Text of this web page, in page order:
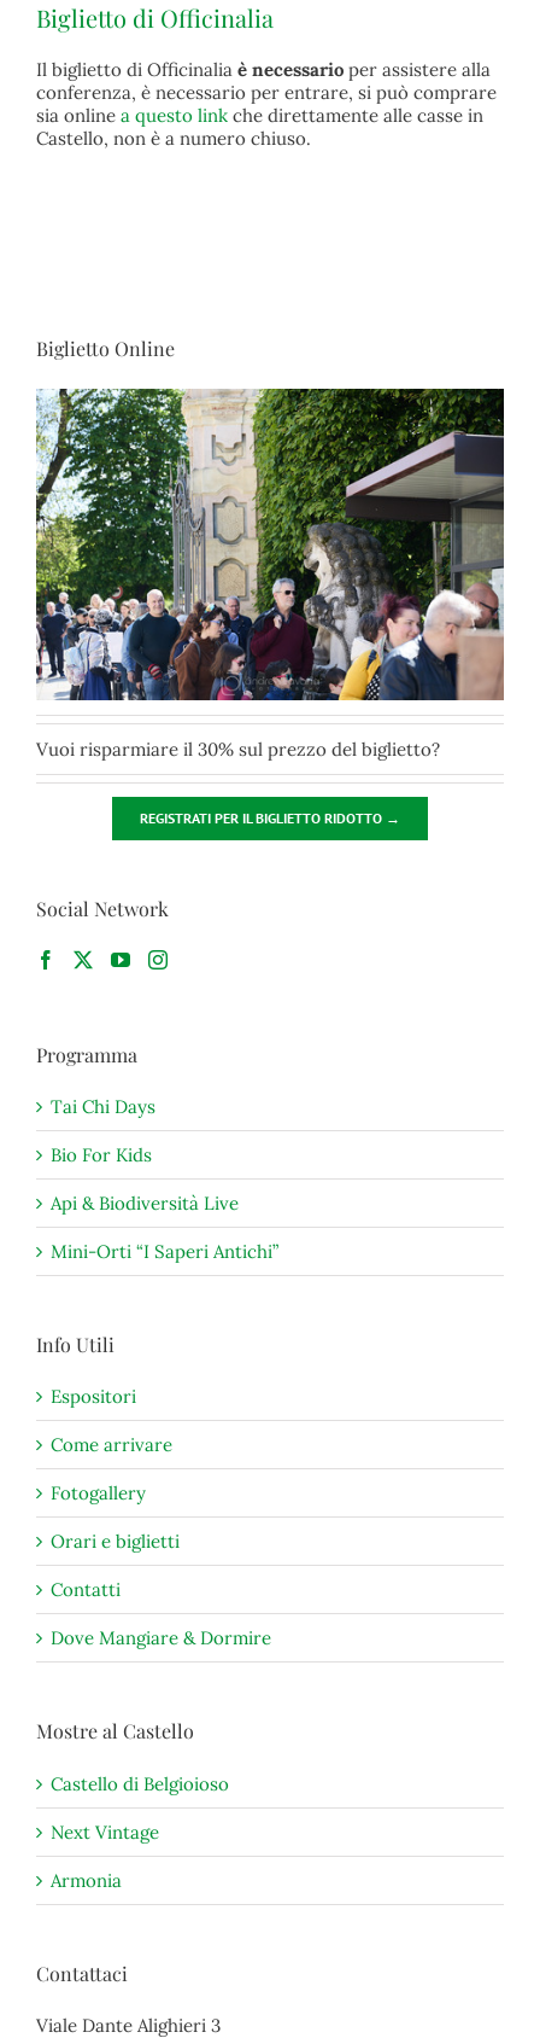
Biglietto di Officinalia
Il biglietto di Officinalia è necessario per assistere alla
conferenza, è necessario per entrare, si può comprare
sia online a questo link che direttamente alle casse in
Castello, non è a numero chiuso.
Biglietto Online
Vuoi risparmiare il 30% sul prezzo del biglietto?
REGISTRATI PER IL BIGLIETTO RIDOTTO →
Social Network
Programma
Tai Chi Days
Bio For Kids
Api & Biodiversità Live
Mini-Orti “I Saperi Antichi”
Info Utili
Espositori
Come arrivare
Fotogallery
Orari e biglietti
Contatti
Dove Mangiare & Dormire
Mostre al Castello
Castello di Belgioioso
Next Vintage
Armonia
Contattaci
Viale Dante Alighieri 3